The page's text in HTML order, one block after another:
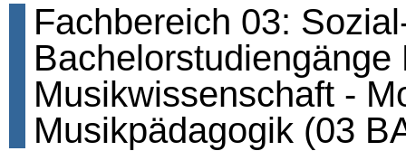
Fachbereich 03:
Musikwissenschaft -
Musikpädagogik (03